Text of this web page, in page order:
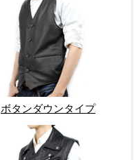
ボタンダウンタイプ